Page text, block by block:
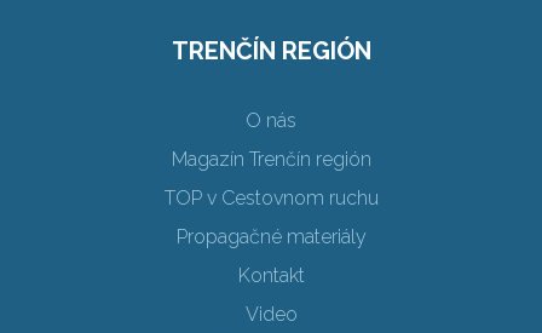
TRENČÍN REGIÓN
O nás
Magazín Trenčín región
TOP v Cestovnom ruchu
Propagačné materiály
Kontakt
Video